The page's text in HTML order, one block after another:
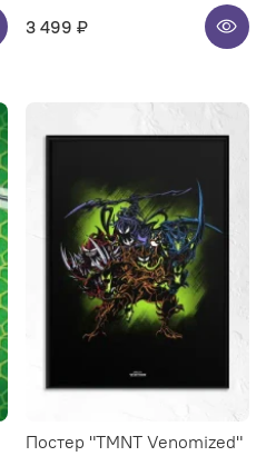
3 499 ₽
Постер "TMNT Venomized"